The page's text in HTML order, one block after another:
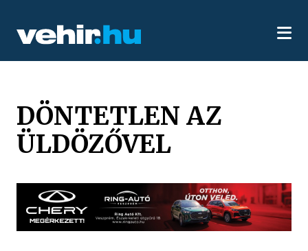
DÖNTETLEN AZ
ÜLDÖZŐVEL